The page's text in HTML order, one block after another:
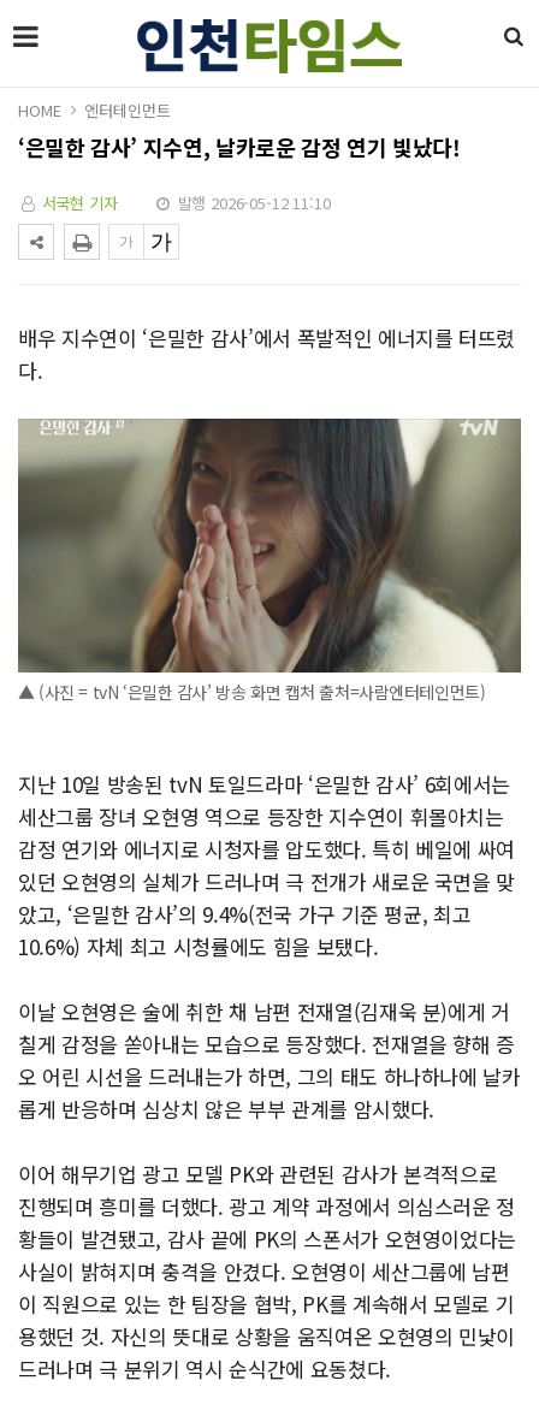
HOME 엔터테인먼트
‘은밀한 감사’ 지수연, 날카로운 감정 연기 빛났다!
서국현 기자 발행 2026-05-12 11:10
배우 지수연이 ‘은밀한 감사’에서 폭발적인 에너지를 터뜨렸
다.
▲ (사진 = tvN ‘은밀한 감사’ 방송 화면 캡처 출처=사람엔터테인먼트)
지난 10일 방송된 tvN 토일드라마 ‘은밀한 감사’ 6회에서는
세산그룹 장녀 오현영 역으로 등장한 지수연이 휘몰아치는
감정 연기와 에너지로 시청자를 압도했다. 특히 베일에 싸여
있던 오현영의 실체가 드러나며 극 전개가 새로운 국면을 맞
았고, ‘은밀한 감사’의 9.4%(전국 가구 기준 평균, 최고
10.6%) 자체 최고 시청률에도 힘을 보탰다.
이날 오현영은 술에 취한 채 남편 전재열(김재욱 분)에게 거
칠게 감정을 쏟아내는 모습으로 등장했다. 전재열을 향해 증
오 어린 시선을 드러내는가 하면, 그의 태도 하나하나에 날카
롭게 반응하며 심상치 않은 부부 관계를 암시했다.
이어 해무기업 광고 모델 PK와 관련된 감사가 본격적으로
진행되며 흥미를 더했다. 광고 계약 과정에서 의심스러운 정
황들이 발견됐고, 감사 끝에 PK의 스폰서가 오현영이었다는
사실이 밝혀지며 충격을 안겼다. 오현영이 세산그룹에 남편
이 직원으로 있는 한 팀장을 협박, PK를 계속해서 모델로 기
용했던 것. 자신의 뜻대로 상황을 움직여온 오현영의 민낯이
드러나며 극 분위기 역시 순식간에 요동쳤다.